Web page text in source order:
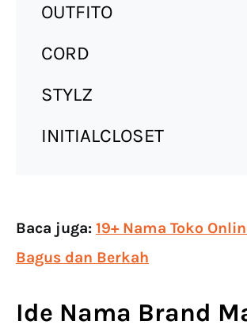
OUTFITO
CORD
STYLZ
INITIALCLOSET
Baca juga: 19+ Nama Toko
Bagus dan Berkah
Ide Nama Brand